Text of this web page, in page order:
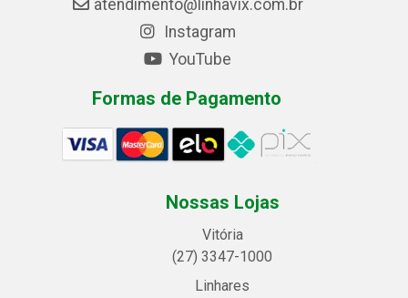
atendimento@linhavix.com.br
Instagram
YouTube
Formas de Pagamento
Nossas Lojas
Vitória
(27) 3347-1000
Linhares